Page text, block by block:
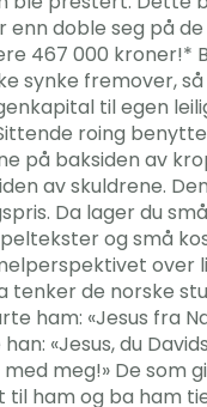
doble seg på de
467 000 kroner!*
synke fremover,
til egen
roing
på baksiden av
av skuldrene.
Da lager du
og små
over
tenker de norske
ham: «Jesus fra
«Jesus, du
meg!» De som
ham og ba ham